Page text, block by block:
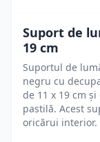
Suport de
19 cm
Suportul de
negru cu
de 11 x 19 cm
pastilă. Acest
oricărui interior.